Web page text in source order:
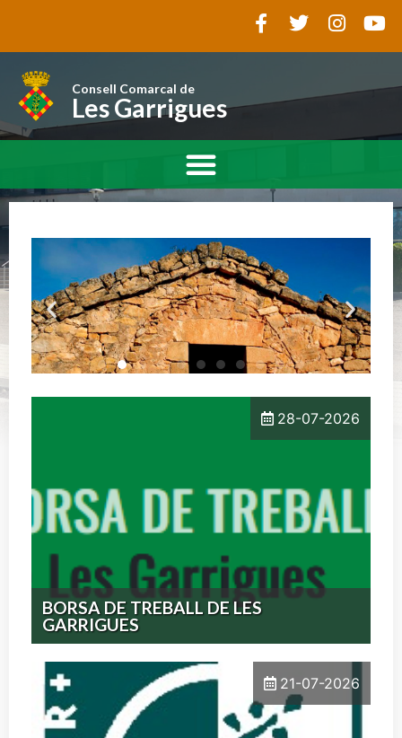
Consell Comarcal de
Les Garrigues
28-07-2026
BORSA DE TREBALL DE LES
GARRIGUES
21-07-2026